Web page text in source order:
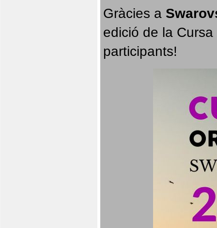
Gràcies a
edició de la
participants!